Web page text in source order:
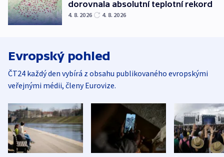
dorovnala absolutní teplotní rekord
4. 8. 2026 4. 8. 2026
Evropský pohled
ČT24 každý den vybírá z obsahu publikovaného evropskými
veřejnými médii, členy Eurovize.